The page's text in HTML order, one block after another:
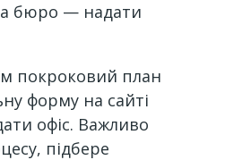
бюро — надати
покроковий план
форму на сайті
офіс. Важливо
підбере